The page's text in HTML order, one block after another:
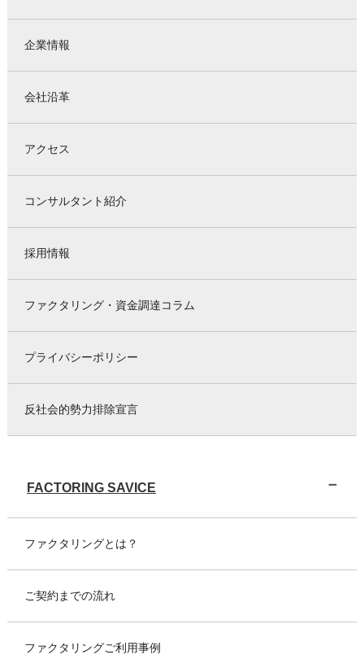
企業情報
会社沿革
アクセス
コンサルタント紹介
採用情報
ファクタリング・資金調達コラム
プライバシーポリシー
反社会的勢力排除宣言
FACTORING SAVICE
ファクタリングとは？
ご契約までの流れ
ファクタリングご利用事例